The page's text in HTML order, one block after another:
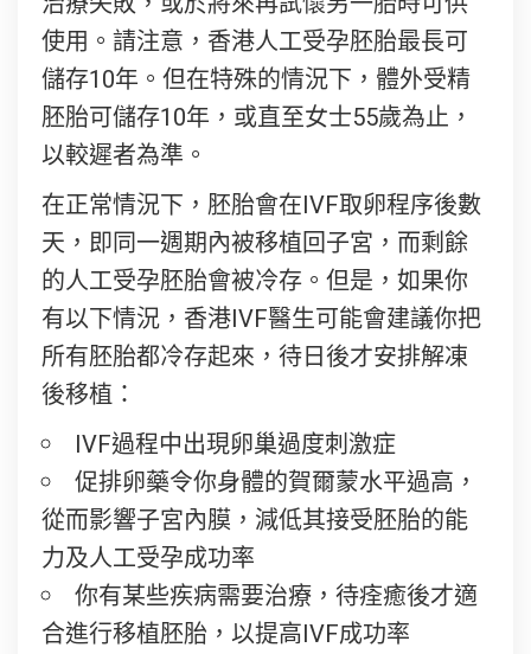
使用。請注意，香港人工受孕胚胎最長可
儲存10年。但在特殊的情況下，體外受精
胚胎可儲存10年，或直至女士55歲為止，
以較遲者為準。
在正常情況下，胚胎會在IVF取卵程序後數
天，即同一週期內被移植回子宮，而剩餘
的人工受孕胚胎會被冷存。但是，如果你
有以下情況，香港IVF醫生可能會建議你把
所有胚胎都冷存起來，待日後才安排解凍
後移植：
IVF過程中出現卵巢過度刺激症
促排卵藥令你身體的賀爾蒙水平過高，
從而影響子宮內膜，減低其接受胚胎的能
力及人工受孕成功率
你有某些疾病需要治療，待痊癒後才適
合進行移植胚胎，以提高IVF成功率